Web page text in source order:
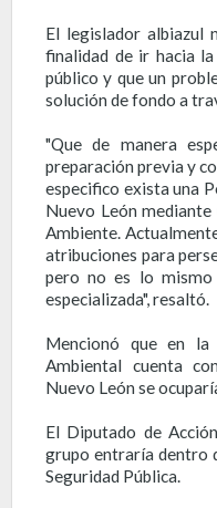
El legislador albiazul
finalidad de ir hacia
público y que un
solución de fondo a
"Que de manera
preparación previa y
especifico exista una
Nuevo León
Ambiente.
atribuciones para
pero no es lo mismo
especializada", resaltó.
Mencionó que en
Ambiental cuenta
Nuevo León se
El Diputado de
grupo entraría dentro
Seguridad Pública.